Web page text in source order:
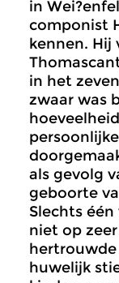
in
componist
kennen. Hij
in het
zwaar was
als gevolg
geboorte
Slechts
niet op
huwelijk